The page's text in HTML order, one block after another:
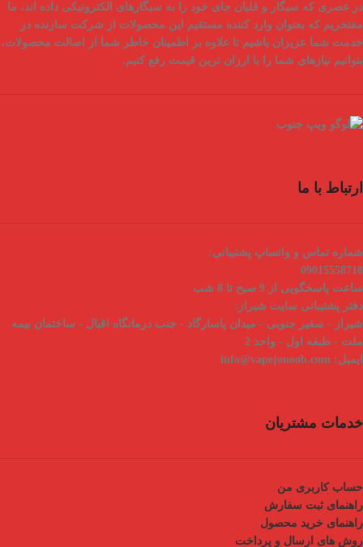
در عصری که سیگار و قلیان جای خود را به سیگارهای الکترونیکی داده اند، ما
مفتخریم که بعنوان وارد کننده مستقیم این محصولات از شرکت سازنده در
خدمت شما عزیزان باشیم تا علاوه بر اطمینان خاطر شما از
اصالت محصولات،
بتوانیم نیازهای شما را با ارزان ترین قیمت رفع کنیم.
ارتباط با ما
شماره تماس و واتساپ پشتیبانی:
09015558718
ساعت پاسخگویی از 9 صبح تا 8 شب
دفتر پشتیبانی سایت شیراز:
شیراز - سفیر جنوبی - میدان پاسارگاد - جنب درمانگاه اقبال - ساختمان بیمه
ملت - طبقه اول - واحد 2
ایمیل:
خدمات مشتریان
حساب کاربری من
راهنمای ثبت سفارش
راهنمای خرید محصول
روش های ارسال و پرداخت